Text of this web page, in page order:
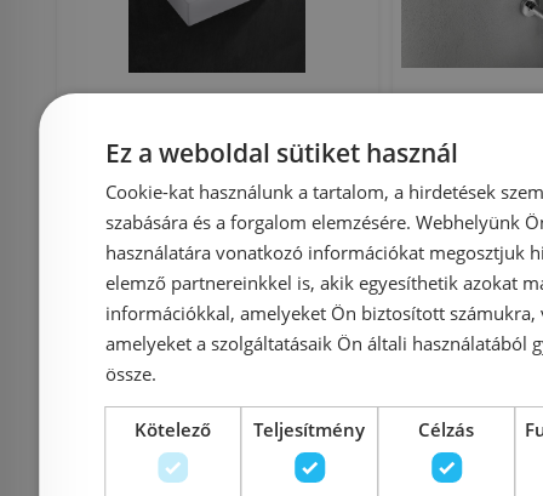
pultra vagy falra
szerelhető mosdó
NWSZ-ONA3718
Azonosító: 184852
Cikkszám: NWSZ-ONA3718
27 990 Ft
kőmosdó,
fekete
74 000 Ft
Ez a weboldal sütiket használ
Cookie-kat használunk a tartalom, a hirdetések
szabására és a forgalom elemzésére. Webhelyünk
használatára vonatkozó információkat megosztjuk
elemző partnereinkkel is, akik egyesíthetik azokat
információkkal, amelyeket Ön biztosított számukra,
amelyeket a szolgáltatásaik Ön általi használatából
össze.
Kötelező Teljesítmény Célzás